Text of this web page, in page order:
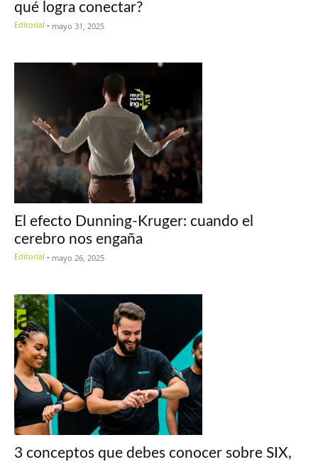
qué logra conectar?
Editorial - mayo 31, 2025
El efecto Dunning-Kruger: cuando el
cerebro nos engaña
Editorial - mayo 26, 2025
3 conceptos que debes conocer sobre SIX,